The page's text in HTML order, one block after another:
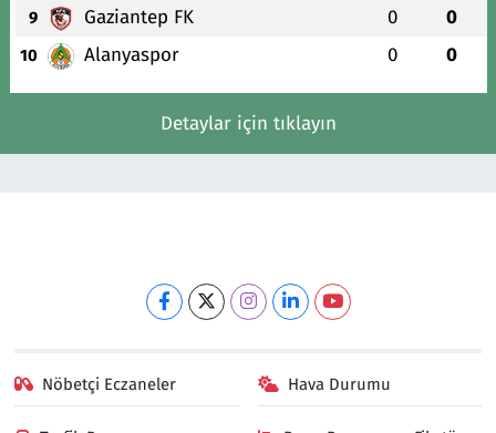
9 Gaziantep FK 0 0
10 Alanyaspor 0 0
Detaylar için tıklayın
Nöbetçi Eczaneler Hava Durumu